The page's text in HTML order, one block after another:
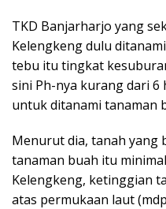
TKD Banjarharjo yang
Kelengkeng dulu
tebu itu tingkat
sini Ph-nya kurang dari 6
untuk ditanami tanaman
Menurut dia, tanah yang
tanaman buah itu
Kelengkeng, ketinggian
atas permukaan laut